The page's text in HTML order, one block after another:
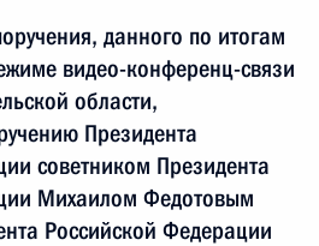
данного по итогам
видео-конференц-связи
области,
Президента
советником Президента
Михаилом Федотовым
Российской Федерации